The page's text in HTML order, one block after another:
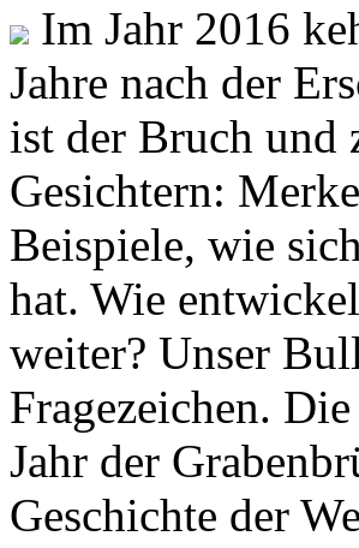
Im Jahr 2016
Jahre nach der
ist der Bruch und
Gesichtern:
Beispiele, wie
hat. Wie
weiter? Unser
Fragezeichen.
Jahr der
Geschichte der